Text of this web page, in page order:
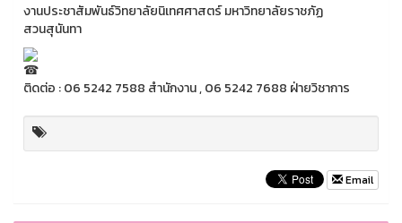
งานประชาสัมพันธ์วิทยาลัยนิเทศศาสตร์ มหาวิทยาลัยราชภัฏ
สวนสุนันทา
ติดต่อ : 06 5242 7588 สำนักงาน , 06 5242 7688 ฝ่ายวิชาการ
Email